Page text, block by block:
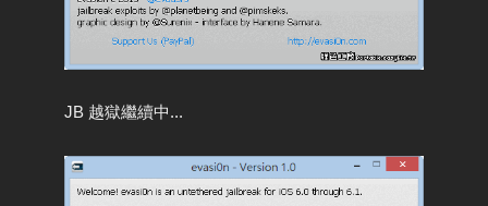
JB 越獄繼續中...